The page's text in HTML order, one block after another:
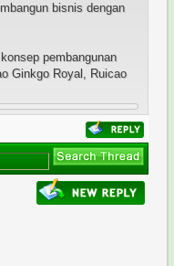
bisnis dengan
pembangunan
Ginkgo Royal, Ruicao